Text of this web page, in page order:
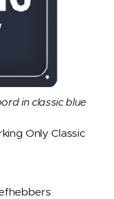
in classic blue
Only Classic